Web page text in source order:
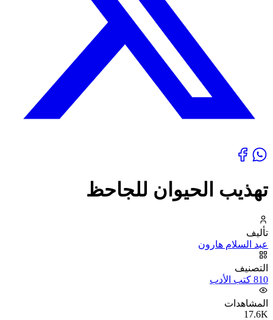
تهذيب الحيوان للجاحظ
تأليف
عبد السلام هارون
التصنيف
810 كتب الأدب
المشاهدات
17.6K